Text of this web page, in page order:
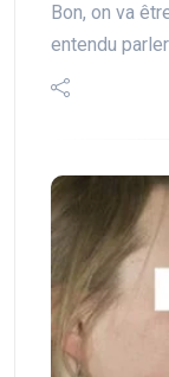
Bon, on va
entendu